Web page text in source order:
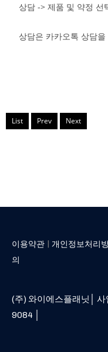
상담 -> 제품 및 약정 선
상담은 카카오톡 상담
List Prev Next
이용약관 | 개인정보처리
의
(주) 와이에스플래닛│
9084 │